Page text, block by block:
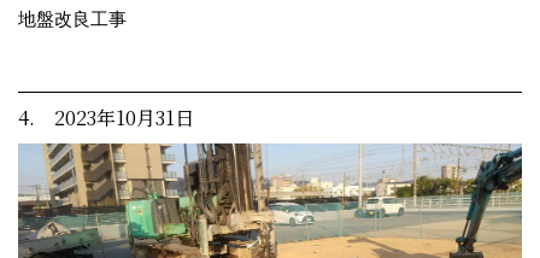
地盤改良工事
4. 2023年10月31日